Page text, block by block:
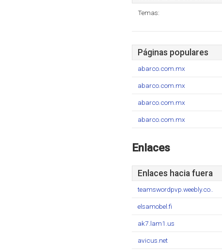
Temas:
Páginas populares
abarco.com.mx
abarco.com.mx
abarco.com.mx
abarco.com.mx
Enlaces
Enlaces hacia fuera
teamswordpvp.weebly.co..
elsamobel.fi
ak7.lam1.us
avicus.net